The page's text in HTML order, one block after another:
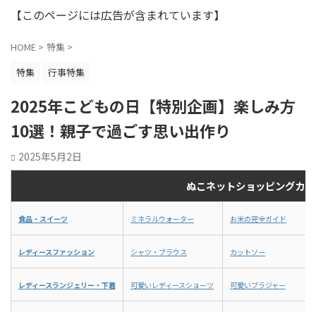
ら春に
。そこ
めに2月14日が「聖バレンタインの日」とし
のような歴史的背景があります。 歴史的背
【このページには広告が含まれています】
HOME > 特集 >
特集
行事特集
2025年こどもの日【特別企画】楽しみ方
10選！親子で過ごす思い出作り
2025年5月2日
ぬこネットショッピングカ
食品・スイーツ ミネラルウォーター お米の完全ガイド
レディースファッション シャツ・ブラウス カットソー
レディースランジェリー・下着 可愛いレディースショーツ 可愛いブラジャー